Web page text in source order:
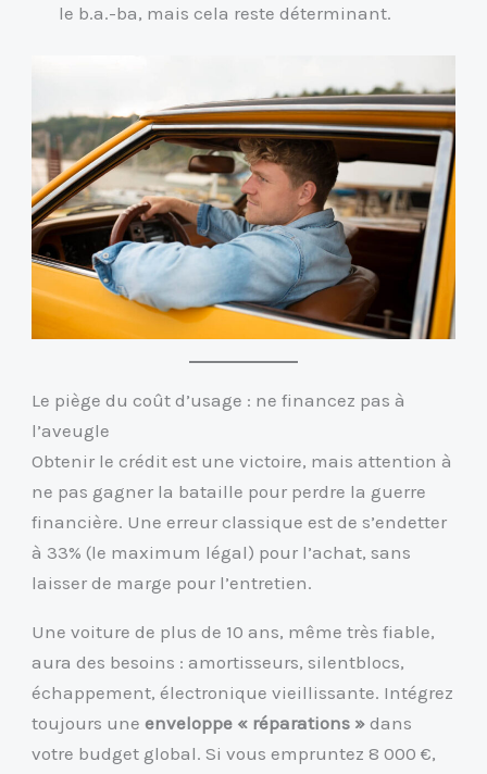
le b.a.-ba, mais cela reste déterminant.
Le piège du coût d’usage : ne financez pas à
l’aveugle
Obtenir le crédit est une victoire, mais attention à
ne pas gagner la bataille pour perdre la guerre
financière. Une erreur classique est de s’endetter
à 33% (le maximum légal) pour l’achat, sans
laisser de marge pour l’entretien.
Une voiture de plus de 10 ans, même très fiable,
aura des besoins : amortisseurs, silentblocs,
échappement, électronique vieillissante. Intégrez
toujours uneenveloppe « réparations » dans
votre budget global. Si vous empruntez 8 000 €,